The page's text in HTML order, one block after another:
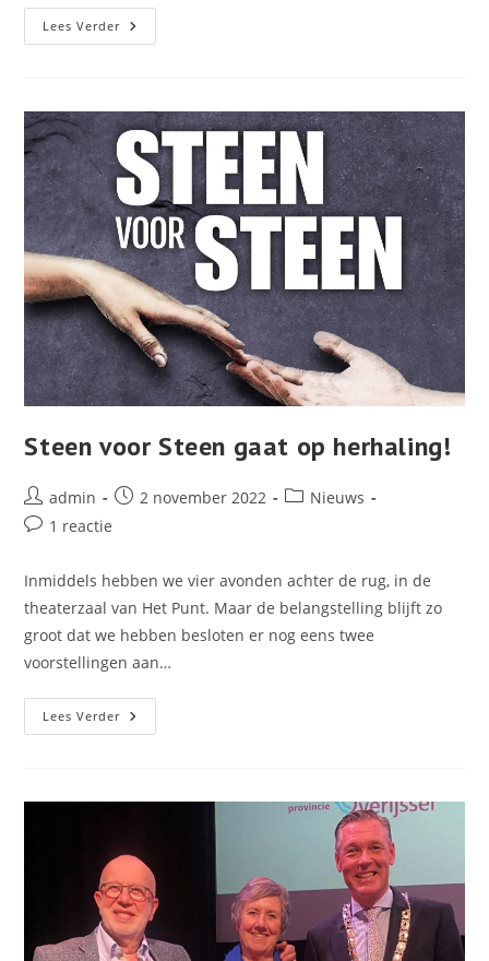
Lees VerderNaamborden
MCC
Naar
Vroomshoop
Steen voor Steen gaat op herhaling!
Bericht
auteur:
admin
Bericht2 november 2022 Berichtcategorie:
Nieuws
Bericht1 reactie
Inmiddels hebben we vier avonden achter de rug, in de
theaterzaal van Het Punt. Maar de belangstelling blijft zo
groot dat we hebben besloten er nog eens twee
voorstellingen aan…
Lees VerderSteen
Voor